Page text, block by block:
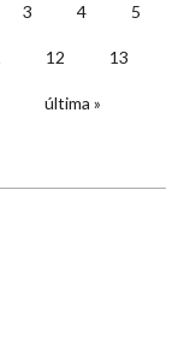
3 4 5
12 13
última »